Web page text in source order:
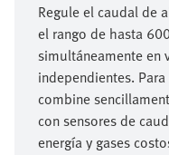
Regule el caudal de
el rango de hasta
simultáneamente en
independientes.
combine
con sensores de
energía y gases